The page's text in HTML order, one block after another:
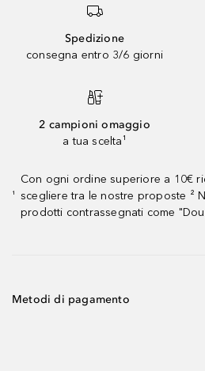
Spedizione
consegna entro 3/6 giorni
2 campioni omaggio
a tua scelta¹
¹
Con ogni ordine superiore a 10€
scegliere tra le nostre proposte ²
prodotti contrassegnati come
Metodi di pagamento